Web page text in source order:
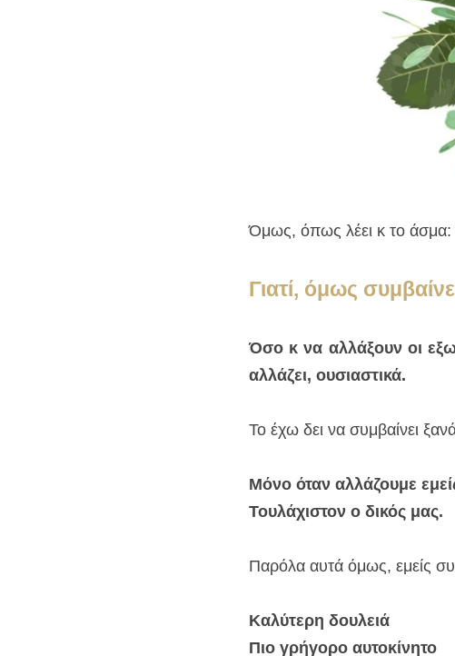
Όμως, όπως λέει κ το άσμα:
Γιατί, όμως
Όσο κ να αλλάξουν οι
αλλάζει, ουσιαστικά.
Το έχω δει να συμβαίνει
Μόνο όταν αλλάζουμε
Τουλάχιστον ο δικός μας.
Παρόλα αυτά όμως, εμείς
Καλύτερη δουλειά
Πιο γρήγορο αυτοκίνητο